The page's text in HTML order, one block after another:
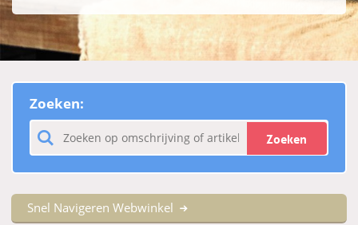
Zoeken:
Zoeken
Snel Navigeren Webwinkel